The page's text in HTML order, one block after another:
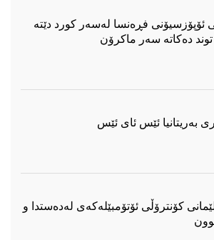
ئۆپۆزسیۆنی فڕەنسا لەسەر كورد دێتە
دەكاتە سەر ماكرۆن
بەریتانیا ئێس ئای ئێس
کۆنترۆڵی ئۆتۆمبێلەکەی لەدەستدا و